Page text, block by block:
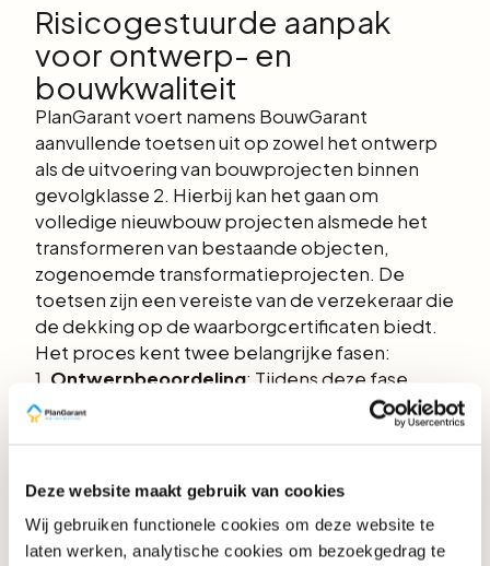
Deze website maakt gebruik van cookies
Wij gebruiken functionele cookies om deze website te
laten werken, analytische cookies om bezoekgedrag te
Risicogestuurde aanpak
voor ontwerp- en
bouwkwaliteit
PlanGarant voert namens BouwGarant
aanvullende toetsen uit op zowel het ontwerp
als de uitvoering van bouwprojecten binnen
gevolgklasse 2. Hierbij kan het gaan om
volledige nieuwbouw projecten alsmede het
transformeren van bestaande objecten,
zogenoemde transformatieprojecten. De
toetsen zijn een vereiste van de verzekeraar die
de dekking op de waarborgcertificaten biedt.
Het proces kent twee belangrijke fasen:
1. Ontwerpbeoordeling: Tijdens deze fase
wordt het bouwplan integraal getoetst aan het
Bouwbesluit en/of het Besluit bouwwerken
2.Toezicht op de bouwplaats: Gedurende de
gecontroleerd om te waarborgen dat de